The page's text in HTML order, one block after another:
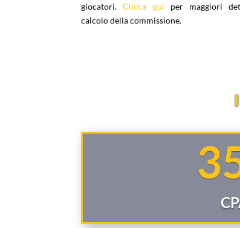
giocatori.Clicca qui per maggiori
calcolo della commissione.